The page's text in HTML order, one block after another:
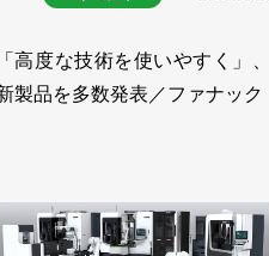
充／ユニバーサルロボット
UR+製品として認証／ユニバ
働ロボ導入／ユニバーサルロ
「高度な技術を使いやすく」、
製品を多数発表／ファナック